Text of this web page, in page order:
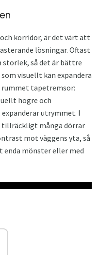
korridor, är det värt att
lösningar. Oftast
storlek, så det är bättre
visuellt kan expandera
rummet tapetremsor:
högre och
utrymmet. I
tillräckligt många dörrar
mot väggens yta, så
enda mönster eller med